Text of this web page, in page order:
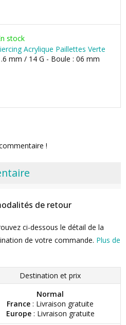
stock
Acrylique Paillettes Verte
mm / 14 G - Boule : 06 mm
!
de retour
ci-dessous le détail de la
de votre commande. Plus de
Destination et prix
Normal
France : Livraison gratuite
Europe: Livraison gratuite